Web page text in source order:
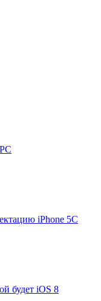
iPhone 5C
будет iOS 8